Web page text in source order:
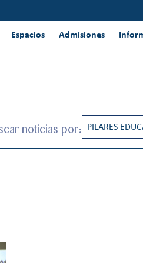
Espacios Admisiones
noticias por: PILARES
CREATIVIDAD